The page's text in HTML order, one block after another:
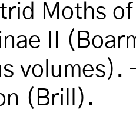
Moths
II
(Brill).